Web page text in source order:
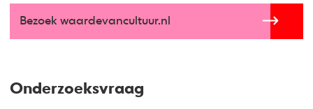
Bezoek waardevancultuur.nl
Onderzoeksvraag